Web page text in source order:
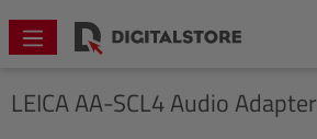
springen
LEICAAA-SCL4 Audio Adapter